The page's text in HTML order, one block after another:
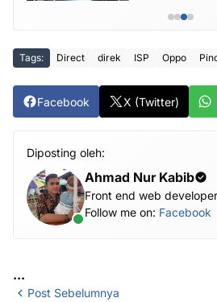
Tags: Direct direk ISP Oppo
Facebook X (Twitter)
Diposting oleh:
Ahmad Nur Kabib
Front end web
Follow me on: Facebook
...
Post Sebelumnya